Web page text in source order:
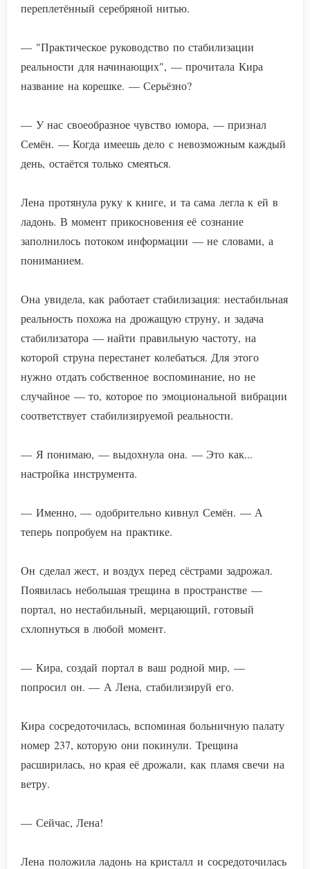
переплетённый серебряной нитью.
— "Практическое руководство по стабилизации
реальности для начинающих", — прочитала Кира
название на корешке. — Серьёзно?
— У нас своеобразное чувство юмора, — признал
Семён. — Когда имеешь дело с невозможным каждый
день, остаётся только смеяться.
Лена протянула руку к книге, и та сама легла к ей в
ладонь. В момент прикосновения её сознание
заполнилось потоком информации — не словами, а
пониманием.
Она увидела, как работает стабилизация: нестабильная
реальность похожа на дрожащую струну, и задача
стабилизатора — найти правильную частоту, на
которой струна перестанет колебаться. Для этого
нужно отдать собственное воспоминание, но не
случайное — то, которое по эмоциональной вибрации
соответствует стабилизируемой реальности.
— Я понимаю, — выдохнула она. — Это как...
настройка инструмента.
— Именно, — одобрительно кивнул Семён. — А
теперь попробуем на практике.
Он сделал жест, и воздух перед сёстрами задрожал.
Появилась небольшая трещина в пространстве —
портал, но нестабильный, мерцающий, готовый
схлопнуться в любой момент.
— Кира, создай портал в ваш родной мир, —
попросил он. — А Лена, стабилизируй его.
Кира сосредоточилась, вспоминая больничную палату
номер 237, которую они покинули. Трещина
расширилась, но края её дрожали, как пламя свечи на
ветру.
— Сейчас, Лена!
Лена положила ладонь на кристалл и сосредоточилась